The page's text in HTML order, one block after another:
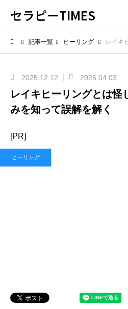
セラピーTIMES
記事一覧 ヒーリング レイキヒー
2025.12.12 2026.04.03
レイキヒーリングとは怪
みを知って誤解を解く
[PR]
ヒーリング